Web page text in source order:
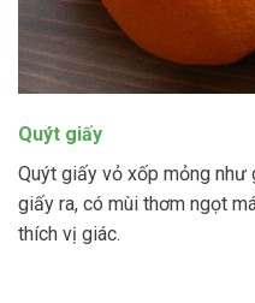
Quýt giấy
Quýt giấy vỏ xốp mỏng như
giấy ra, có mùi thơm ngọt
thích vị giác.